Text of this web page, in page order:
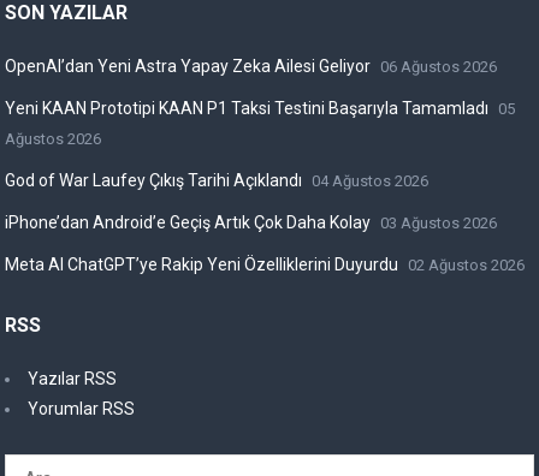
SON YAZILAR
OpenAI’dan Yeni Astra Yapay Zeka Ailesi Geliyor 06 Ağustos 2026
Yeni KAAN Prototipi KAAN P1 Taksi Testini Başarıyla Tamamladı
05
Ağustos 2026
God of War Laufey Çıkış Tarihi Açıklandı 04 Ağustos 2026
iPhone’dan Android’e Geçiş Artık Çok Daha Kolay 03 Ağustos 2026
Meta AI ChatGPT’ye Rakip Yeni Özelliklerini Duyurdu 02 Ağustos 2026
RSS
Yazılar RSS
Yorumlar RSS
Arama: